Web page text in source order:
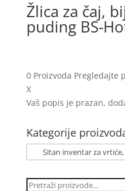
Žlica za čaj,
puding BS-
0Proizvoda Pregledajte
X
Vaš popis je prazan,
Kategorije
Pretraži: